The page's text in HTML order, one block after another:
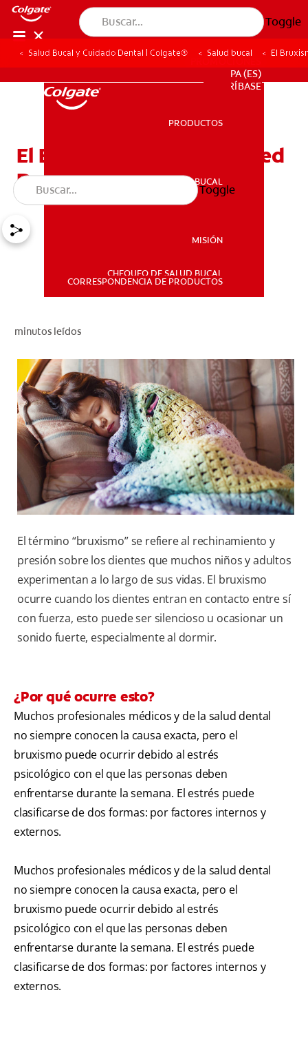
Toggle
SALUD BUCAL
PROMOCIONES
PA (ES)
SUSCRÍBASE
PA (ES)
SUSCRÍBASE
PRODUCTOS
SALUD BUCAL
MISIÓN
CHEQUEO DE SALUD BUCAL
CORRESPONDENCIA DE PRODUCTOS
Toggle
Salud Bucal y Cuidado Dental | Colgate® Salud bucal El
El Bruxismo, ¿Padece Usted
De Esto?
minutos leídos
El término “bruxismo” se refiere al rechinamiento y
presión sobre los dientes que muchos niños y adultos
experimentan a lo largo de sus vidas. El bruxismo
ocurre cuando los dientes entran en contacto entre sí
con fuerza, esto puede ser silencioso u ocasionar un
sonido fuerte, especialmente al dormir.
¿Por qué ocurre esto?
Muchos profesionales médicos y de la salud dental
no siempre conocen la causa exacta, pero el
bruxismo puede ocurrir debido al estrés
psicológico con el que las personas deben
enfrentarse durante la semana. El estrés puede
clasificarse de dos formas: por factores internos y
externos.
Muchos profesionales médicos y de la salud dental
no siempre conocen la causa exacta, pero el
bruxismo puede ocurrir debido al estrés
psicológico con el que las personas deben
enfrentarse durante la semana. El estrés puede
clasificarse de dos formas: por factores internos y
externos.